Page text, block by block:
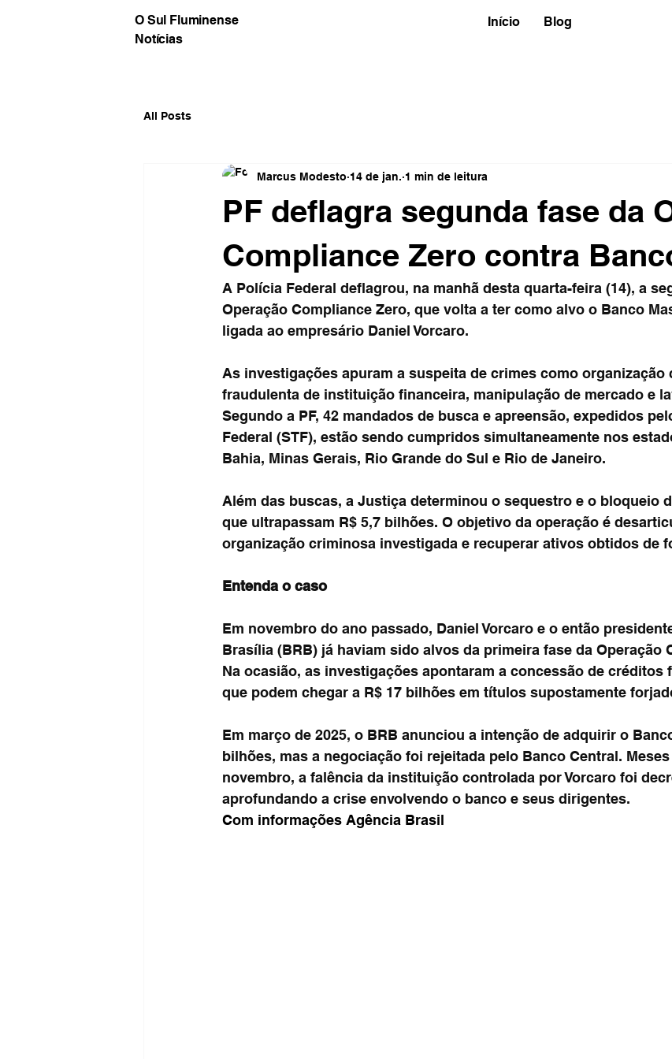
O Sul Fluminense
Notícias
Início Blog
All Posts
PF deflagra segunda fase da
Compliance Zero contra
Marcus Modesto 14 de jan. 1 min de leitura
A Polícia Federal deflagrou, na manhã desta quarta-feira (14), a
Operação Compliance Zero, que volta a ter como alvo o Banco
ligada ao empresário Daniel Vorcaro.
As investigações apuram a suspeita de crimes como organização
fraudulenta de instituição financeira, manipulação de mercado e
Segundo a PF, 42 mandados de busca e apreensão, expedidos
Federal (STF), estão sendo cumpridos simultaneamente nos
Bahia, Minas Gerais, Rio Grande do Sul e Rio de Janeiro.
Além das buscas, a Justiça determinou o sequestro e o bloqueio
que ultrapassam R$ 5,7 bilhões. O objetivo da operação é
organização criminosa investigada e recuperar ativos obtidos de
Entenda o caso
Em novembro do ano passado, Daniel Vorcaro e o então
Brasília (BRB) já haviam sido alvos da primeira fase da Operação
Na ocasião, as investigações apontaram a concessão de créditos
que podem chegar a R$ 17 bilhões em títulos supostamente
Em março de 2025, o BRB anunciou a intenção de adquirir o
bilhões, mas a negociação foi rejeitada pelo Banco Central.
novembro, a falência da instituição controlada por Vorcaro foi
aprofundando a crise envolvendo o banco e seus dirigentes.
Com informações Agência Brasil